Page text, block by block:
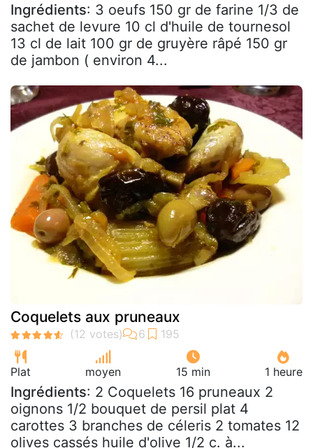
Ingrédients: 3 oeufs 150 gr de farine 1/3 de
sachet de levure 10 cl d'huile de tournesol
13 cl de lait 100 gr de gruyère râpé 150 gr
de jambon ( environ 4...
Coquelets aux pruneaux
Plat moyen 15 min 1 heure
Ingrédients: 2 Coquelets 16 pruneaux 2
oignons 1/2 bouquet de persil plat 4
carottes 3 branches de céleris 2 tomates 12
olives cassés huile d'olive 1/2 c. à...